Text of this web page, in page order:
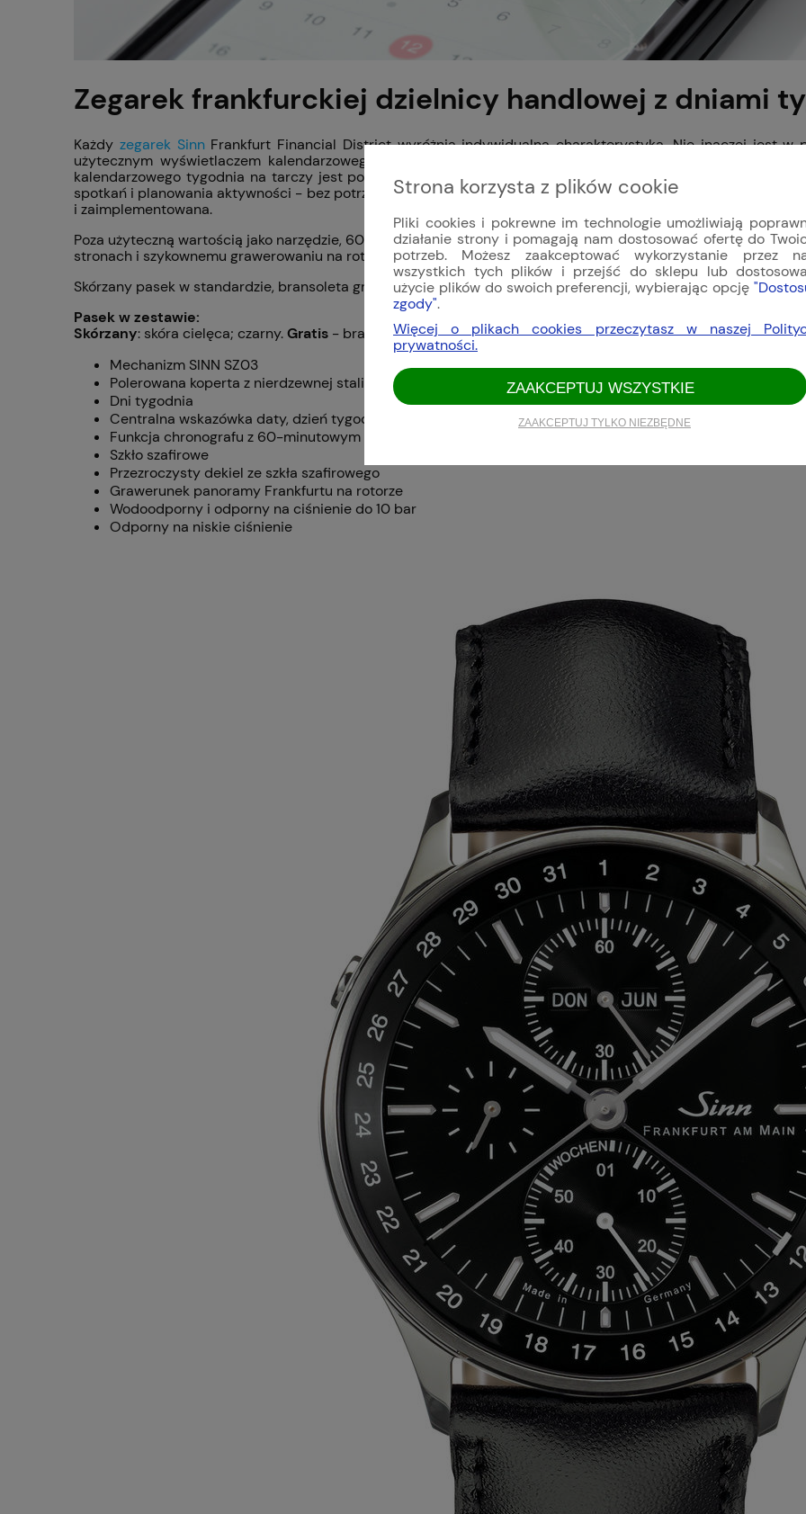
Zegarek frankfurckiej dzielnicy handlowej z dniami
Każdy zegarek SinnFrankfurt Financial District wyróżnia indywidualna charakterystyka. Nie inaczej jest w
użytecznym wyświetlaczem kalendarzowego tygodnia - pierwszą, specjalną funkcją tego typu użytą w
kalendarzowego tygodnia na tarczy jest pokazany również dzień, data i miesiąc, sprawiając, że 6052 jest
spotkań i planowania aktywności - bez potrzeby użycia kalendarza. Tą specjalną funkcję umożliwia mechanizm
i zaimplementowana.
Poza użyteczną wartością jako narzędzie, 6052 jest również elegancką sztuką biżuterią dzięki polerowanej
stronach i szykownemu grawerowaniu na rotorze.
Skórzany pasek w standardzie, bransoleta gratis!
Pasek w zestawie:
Skórzany: skóra cielęca; czarny.Gratis - bransoleta: wieloogniwowa stal nierdzewna (fine link); polerowana/
Mechanizm SINN SZ03
Polerowana koperta z nierdzewnej stali
Dni tygodnia
Centralna wskazówka daty, dzień tygodnia i miesiąc
Funkcja chronografu z 60-minutowym stoperem
Szkło szafirowe
Przezroczysty dekiel ze szkła szafirowego
Grawerunek panoramy Frankfurtu na rotorze
Wodoodporny i odporny na ciśnienie do 10 bar
Odporny na niskie ciśnienie
Strona korzysta z plików cookie
Pliki cookies i pokrewne im technologie umożliwiają
działanie strony i pomagają nam dostosować ofertę do
potrzeb. Możesz zaakceptować wykorzystanie przez
wszystkich tych plików i przejść do sklepu lub
użycie plików do swoich preferencji, wybierając opcję
zgody".
Więcej o plikach cookies przeczytasz w naszej
prywatności.
ZAAKCEPTUJ TYLKO NIEZBĘDNE
ZAAKCEPTUJ WSZYSTKIE